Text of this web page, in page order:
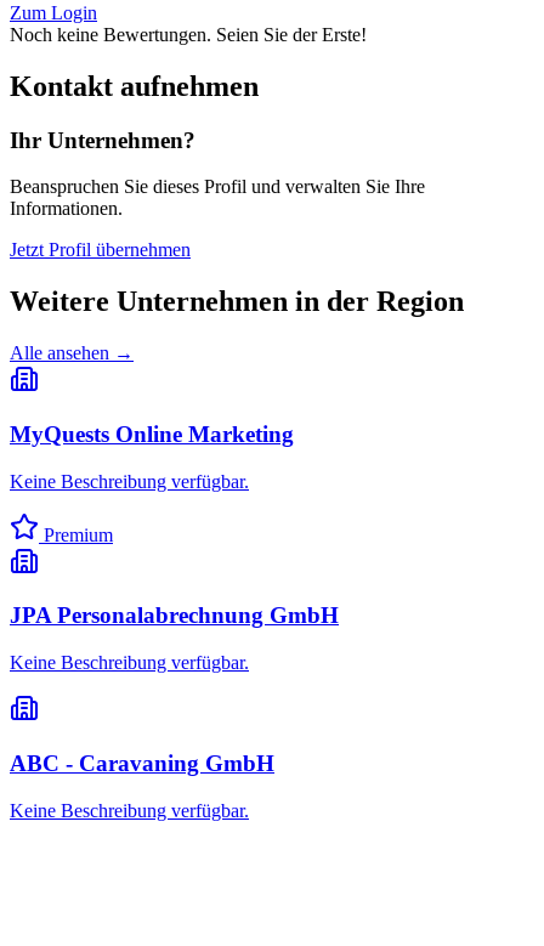
Zum Login
Noch keine Bewertungen. Seien Sie der Erste!
Kontakt aufnehmen
Ihr Unternehmen?
Beanspruchen Sie dieses Profil und verwalten Sie Ihre
Informationen.
Jetzt Profil übernehmen
Weitere Unternehmen in der Region
Alle ansehen →
MyQuests Online Marketing
Keine Beschreibung verfügbar.
Premium
JPA Personalabrechnung GmbH
Keine Beschreibung verfügbar.
ABC - Caravaning GmbH
Keine Beschreibung verfügbar.